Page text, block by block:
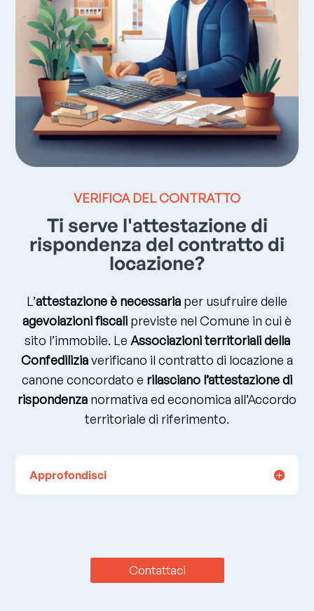
VERIFICA DEL CONTRATTO
Ti serve l'attestazione di
rispondenza del contratto di
locazione?
L’attestazione è necessaria per usufruire delle
agevolazioni fiscali previste nel Comune in cui è
sito l’immobile. Le Associazioni territoriali della
Confediliziaverificano il contratto di locazione a
canone concordato e rilasciano l’attestazione di
rispondenza normativa ed economica all’Accordo
territoriale di riferimento.
Approfondisci
Contattaci